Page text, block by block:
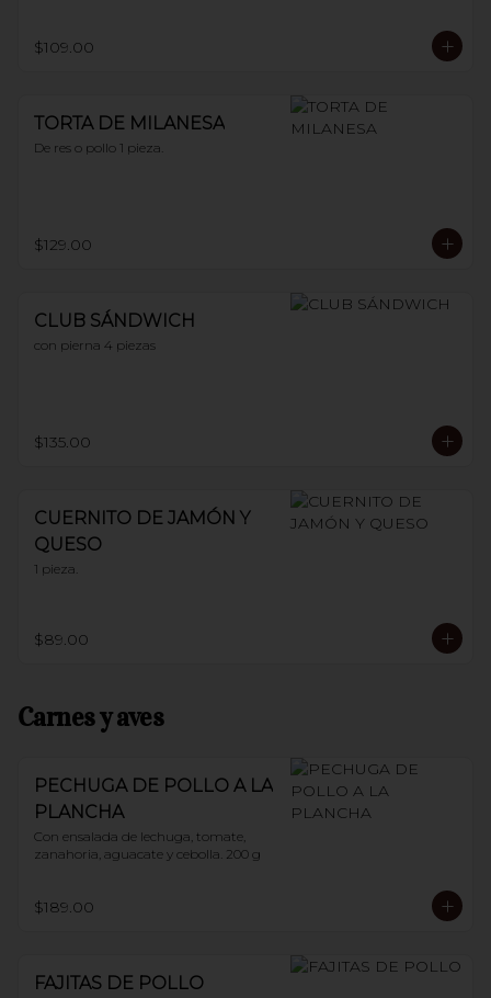
$109.00
TORTA DE MILANESA
De res o pollo 1 pieza.
$129.00
CLUB SÁNDWICH
con pierna 4 piezas
$135.00
CUERNITO DE JAMÓN Y
QUESO
1 pieza.
$89.00
Carnes y aves
PECHUGA DE POLLO A LA
PLANCHA
Con ensalada de lechuga, tomate,
zanahoria, aguacate y cebolla. 200 g
$189.00
FAJITAS DE POLLO